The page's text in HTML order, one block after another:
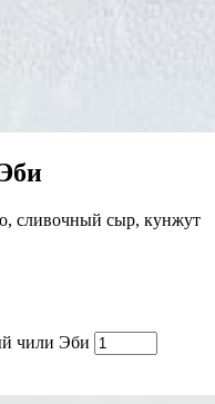
сливочный сыр, кунжут
чили Эби